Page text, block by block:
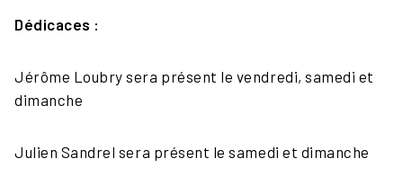
Dédicaces :
Jérôme Loubry sera présent le vendredi, samedi et
dimanche
Julien Sandrel sera présent le samedi et dimanche